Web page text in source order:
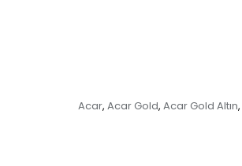
Acar, Acar Gold, Acar Gold Altın,